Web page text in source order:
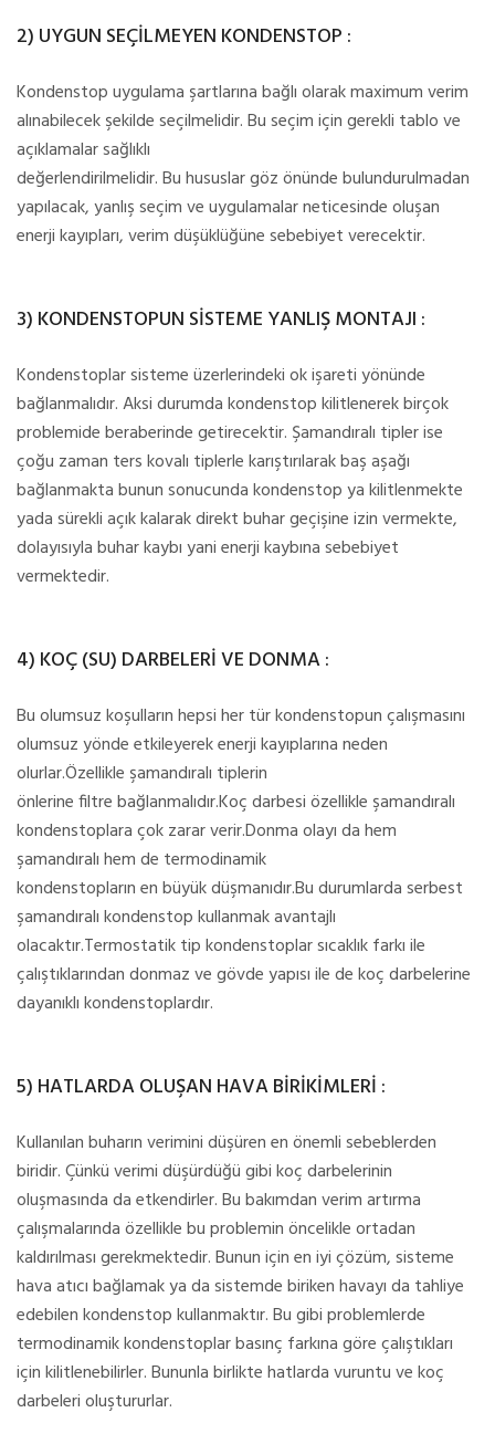
2) UYGUN SEÇİLMEYEN KONDENSTOP :
Kondenstop uygulama şartlarına bağlı olarak maximum verim
alınabilecek şekilde seçilmelidir. Bu seçim için gerekli tablo ve
açıklamalar sağlıklı
değerlendirilmelidir. Bu hususlar göz önünde bulundurulmadan
yapılacak, yanlış seçim ve uygulamalar neticesinde oluşan
enerji kayıpları, verim düşüklüğüne sebebiyet verecektir.
3) KONDENSTOPUN SİSTEME YANLIŞ MONTAJI :
Kondenstoplar sisteme üzerlerindeki ok işareti yönünde
bağlanmalıdır. Aksi durumda kondenstop kilitlenerek birçok
problemide beraberinde getirecektir. Şamandıralı tipler ise
çoğu zaman ters kovalı tiplerle karıştırılarak baş aşağı
bağlanmakta bunun sonucunda kondenstop ya kilitlenmekte
yada sürekli açık kalarak direkt buhar geçişine izin vermekte,
dolayısıyla buhar kaybı yani enerji kaybına sebebiyet
vermektedir.
4) KOÇ (SU) DARBELERİ VE DONMA :
Bu olumsuz koşulların hepsi her tür kondenstopun çalışmasını
olumsuz yönde etkileyerek enerji kayıplarına neden
olurlar.Özellikle şamandıralı tiplerin
önlerine filtre bağlanmalıdır.Koç darbesi özellikle şamandıralı
kondenstoplara çok zarar verir.Donma olayı da hem
şamandıralı hem de termodinamik
kondenstopların en büyük düşmanıdır.Bu durumlarda serbest
şamandıralı kondenstop kullanmak avantajlı
olacaktır.Termostatik tip kondenstoplar sıcaklık farkı ile
çalıştıklarından donmaz ve gövde yapısı ile de koç darbelerine
dayanıklı kondenstoplardır.
5) HATLARDA OLUŞAN HAVA BİRİKİMLERİ :
Kullanılan buharın verimini düşüren en önemli sebeblerden
biridir. Çünkü verimi düşürdüğü gibi koç darbelerinin
oluşmasında da etkendirler. Bu bakımdan verim artırma
çalışmalarında özellikle bu problemin öncelikle ortadan
kaldırılması gerekmektedir. Bunun için en iyi çözüm, sisteme
hava atıcı bağlamak ya da sistemde biriken havayı da tahliye
edebilen kondenstop kullanmaktır. Bu gibi problemlerde
termodinamik kondenstoplar basınç farkına göre çalıştıkları
için kilitlenebilirler. Bununla birlikte hatlarda vuruntu ve koç
darbeleri oluştururlar.